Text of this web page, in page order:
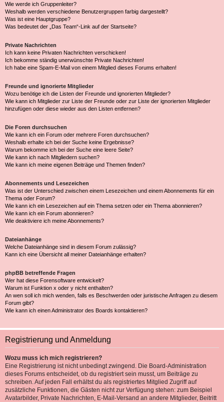
Wie werde ich Gruppenleiter?
Weshalb werden verschiedene Benutzergruppen farbig dargestellt?
Was ist eine Hauptgruppe?
Was bedeutet der „Das Team“-Link auf der Startseite?
Private Nachrichten
Ich kann keine Privaten Nachrichten verschicken!
Ich bekomme ständig unerwünschte Private Nachrichten!
Ich habe eine Spam-E-Mail von einem Mitglied dieses Forums erhalten!
Freunde und ignorierte Mitglieder
Wozu benötige ich die Listen der Freunde und ignorierten Mitglieder?
Wie kann ich Mitglieder zur Liste der Freunde oder zur Liste der ignorierten Mitglieder
hinzufügen oder diese wieder aus den Listen entfernen?
Die Foren durchsuchen
Wie kann ich ein Forum oder mehrere Foren durchsuchen?
Weshalb erhalte ich bei der Suche keine Ergebnisse?
Warum bekomme ich bei der Suche eine leere Seite?
Wie kann ich nach Mitgliedern suchen?
Wie kann ich meine eigenen Beiträge und Themen finden?
Abonnements und Lesezeichen
Was ist der Unterschied zwischen einem Lesezeichen und einem Abonnements für ein
Thema oder Forum?
Wie kann ich ein Lesezeichen auf ein Thema setzen oder ein Thema abonnieren?
Wie kann ich ein Forum abonnieren?
Wie deaktiviere ich meine Abonnements?
Dateianhänge
Welche Dateianhänge sind in diesem Forum zulässig?
Kann ich eine Übersicht all meiner Dateianhänge erhalten?
phpBB betreffende Fragen
Wer hat diese Forensoftware entwickelt?
Warum ist Funktion x oder y nicht enthalten?
An wen soll ich mich wenden, falls es Beschwerden oder juristische Anfragen zu diesem
Forum gibt?
Wie kann ich einen Administrator des Boards kontaktieren?
Registrierung und Anmeldung
Wozu muss ich mich registrieren?
Eine Registrierung ist nicht unbedingt zwingend. Die Board-Administration
dieses Forums entscheidet, ob du registriert sein musst, um Beiträge zu
schreiben. Auf jeden Fall erhältst du als registriertes Mitglied Zugriff auf
zusätzliche Funktionen, die Gästen nicht zur Verfügung stehen: zum Beispiel
Avatarbilder, Private Nachrichten, E-Mail-Versand an andere Mitglieder, Beitritt